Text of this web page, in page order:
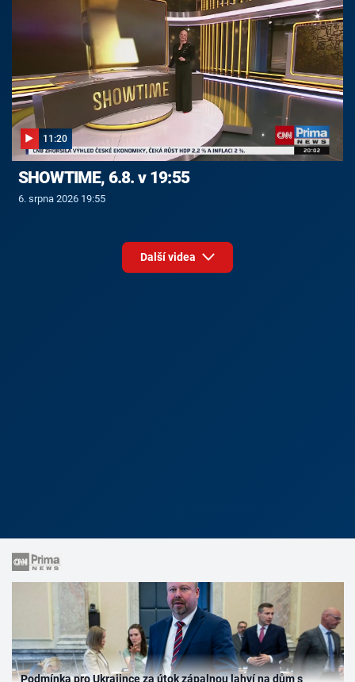
11:20
SHOWTIME, 6.8. v 19:55
6. srpna 2026 19:55
Další videa
Podmínka pro Ukrajince za útok zápalnou lahví na dům s